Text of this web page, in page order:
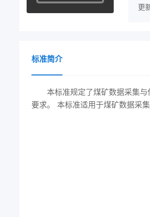
更
标准简介
本标准规定了煤矿数据采集
要求。 本标准适用于煤矿数据采集